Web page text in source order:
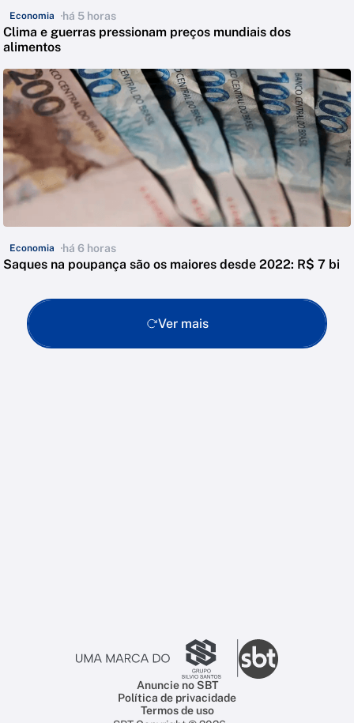
Economia há 5 horas
Clima e guerras pressionam preços mundiais dos
alimentos
Economia há 6 horas
Saques na poupança são os maiores desde 2022: R$ 7 bi
Ver mais
Anuncie no SBT
Política de privacidade
Termos de uso